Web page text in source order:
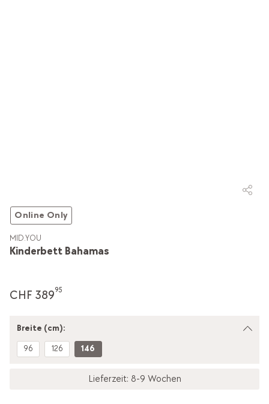
Online Only
Kinderbett Bahamas
MID.YOU
CHF 38995
Breite (cm):
96 126 146
Lieferzeit: 8-9 Wochen